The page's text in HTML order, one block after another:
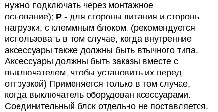
нужно подключать через монтажное
основание); P - для стороны питания и стороны
нагрузки, с клеммным блоком. (рекомендуется
использовать в том случае, когда внутренние
аксессуары также должны быть втычного типа.
Аксессуары должны быть заказы вместе с
выключателем, чтобы установить их перед
отгрузкой) Применяется только в том случае,
когда выключатель оборудован ксессуарами.
Соединительный блок отдельно не поставляется.